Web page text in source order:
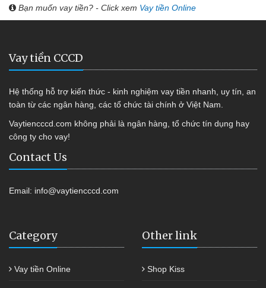
Bạn muốn vay tiền? - Click xem Vay tiền Online
Vay tiền CCCD
Hệ thống hỗ trợ kiến thức - kinh nghiệm vay tiền nhanh, uy tín, an
toàn từ các ngân hàng, các tổ chức tài chính ở Việt Nam.
Vaytiencccd.com không phải là ngân hàng, tổ chức tín dụng hay
công ty cho vay!
Contact Us
Email: info@vaytiencccd.com
Category
Vay tiền Online
Other link
Shop Kiss